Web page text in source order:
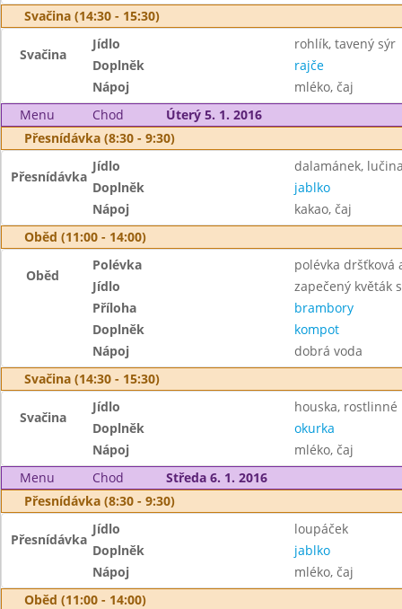
Svačina (14:30 - 15:30)
Svačina
Jídlo
rohlík, tavený sýr
Doplněk
rajče
Nápoj
mléko, čaj
Menu
Chod
Úterý 5. 1. 2016
Přesnídávka (8:30 - 9:30)
Přesnídávka
Jídlo
dalamánek,
Doplněk
jablko
Nápoj
kakao, čaj
Oběd (11:00 - 14:00)
Oběd
Polévka
polévka dršťková
Jídlo
zapečený květák
Příloha
brambory
Doplněk
kompot
Nápoj
dobrá voda
Svačina (14:30 - 15:30)
Svačina
Jídlo
houska, rostlinné
Doplněk
okurka
Nápoj
mléko, čaj
Menu
Chod
Středa 6. 1. 2016
Přesnídávka (8:30 - 9:30)
Přesnídávka
Jídlo
loupáček
Doplněk
jablko
Nápoj
mléko, čaj
Oběd (11:00 - 14:00)